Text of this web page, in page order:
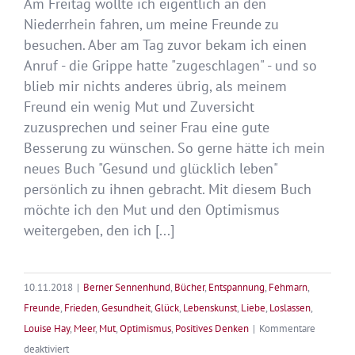
Niederrhein fahren, um meine Freunde zu
besuchen. Aber am Tag zuvor bekam ich einen
Anruf - die Grippe hatte "zugeschlagen" - und so
blieb mir nichts anderes übrig, als meinem
Freund ein wenig Mut und Zuversicht
zuzusprechen und seiner Frau eine gute
Besserung zu wünschen. So gerne hätte ich mein
neues Buch "Gesund und glücklich leben"
persönlich zu ihnen gebracht. Mit diesem Buch
möchte ich den Mut und den Optimismus
weitergeben, den ich [...]
10.11.2018 | Berner Sennenhund, Bücher, Entspannung, Fehmarn,
Freunde, Frieden,Gesundheit,Glück, Lebenskunst, Liebe, Loslassen,
Louise Hay, Meer, Mut,Optimismus, Positives Denken | Kommentare
deaktiviertfür